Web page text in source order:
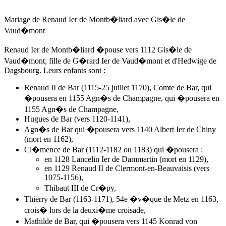
Mariage de Renaud Ier de Montb�liard avec Gis�le de
Vaud�mont
Renaud Ier de Montb�liard �pouse vers 1112 Gis�le de
Vaud�mont, fille de G�rard Ier de Vaud�mont et d'Hedwige de
Dagsbourg. Leurs enfants sont :
Renaud II de Bar (1115-25 juillet 1170), Comte de Bar, qui
�pousera en 1155 Agn�s de Champagne, qui �pousera en
1155 Agn�s de Champagne,
Hugues de Bar (vers 1120-1141),
Agn�s de Barqui �pousera vers 1140 Albert Ier de Chiny
(mort en 1162),
Cl�mence de Bar (1112-1182 ou 1183) qui �pousera :
en 1128 Lancelin Ier de Dammartin (mort en 1129),
en 1129 Renaud II de Clermont-en-Beauvaisis (vers
1075-1156),
Thibaut III de Cr�py,
Thierry de Bar (1163-1171), 54e �v�que de Metz en 1163,
crois� lors de la deuxi�me croisade,
Mathilde de Bar, qui �pousera vers 1145 Konrad von